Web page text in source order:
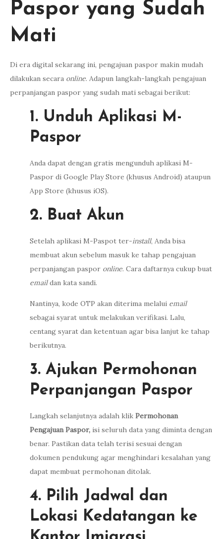
Paspor yang Sudah
Mati
Di era digital sekarang ini, pengajuan paspor makin mudah
dilakukan secara online. Adapun langkah-langkah pengajuan
perpanjangan paspor yang sudah mati sebagai berikut:
1. Unduh Aplikasi M-
Paspor
Anda dapat dengan gratis mengunduh aplikasi M-
Paspor di Google Play Store (khusus Android) ataupun
App Store (khusus iOS).
2. Buat Akun
Setelah aplikasi M-Paspot ter-install, Anda bisa
membuat akun sebelum masuk ke tahap pengajuan
perpanjangan paspor online. Cara daftarnya cukup buat
emaildan kata sandi.
Nantinya, kode OTP akan diterima melalui email
sebagai syarat untuk melakukan verifikasi. Lalu,
centang syarat dan ketentuan agar bisa lanjut ke tahap
berikutnya.
3. Ajukan Permohonan
Perpanjangan Paspor
Langkah selanjutnya adalah klik Permohonan
Pengajuan Paspor, isi seluruh data yang diminta dengan
benar. Pastikan data telah terisi sesuai dengan
dokumen pendukung agar menghindari kesalahan yang
dapat membuat permohonan ditolak.
4. Pilih Jadwal dan
Lokasi Kedatangan ke